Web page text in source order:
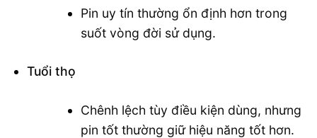
Pin uy tín thường ổn định hơn trong
suốt vòng đời sử dụng.
Tuổi thọ
Chênh lệch tùy điều kiện dùng, nhưng
pin tốt thường giữ hiệu năng tốt hơn.